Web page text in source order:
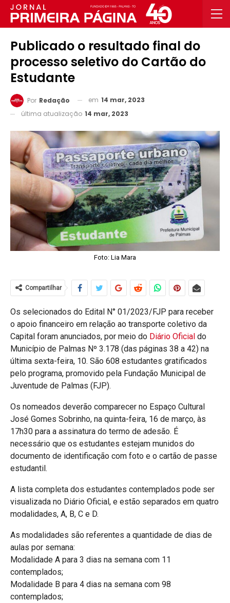
Publicado o resultado final do
processo seletivo do Cartão do
Estudante
Por Redação em 14 mar, 2023
última atualização 14 mar, 2023
Foto: Lia Mara
Compartilhar
Os selecionados do Edital N° 01/2023/FJP para receber
o apoio financeiro em relação ao transporte coletivo da
Capital foram anunciados, por meio do Diário Oficial do
Município de Palmas Nº 3.178 (das páginas 38 a 42) na
última sexta-feira, 10. São 608 estudantes gratificados
pelo programa, promovido pela Fundação Municipal de
Juventude de Palmas (FJP).
Os nomeados deverão comparecer no Espaço Cultural
José Gomes Sobrinho, na quinta-feira, 16 de março, às
17h30 para a assinatura do termo de adesão. É
necessário que os estudantes estejam munidos do
documento de identificação com foto e o cartão de passe
estudantil.
A lista completa dos estudantes contemplados pode ser
visualizada no Diário Oficial, e estão separados em quatro
modalidades, A, B, C e D.
As modalidades são referentes a quantidade de dias de
aulas por semana:
Modalidade A para 3 dias na semana com 11
contemplados;
Modalidade B para 4 dias na semana com 98
contemplados;